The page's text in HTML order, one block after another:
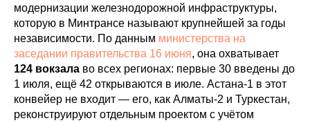
модернизации железнодорожной инфраструктуры,
которую в Минтрансе называют крупнейшей за годы
независимости. По данным министерства на
заседании правительства 16 июня, она охватывает
124 вокзала во всех регионах: первые 30 введены до
1 июля, ещё 42 открываются в июле. Астана-1 в этот
конвейер не входит — его, как Алматы-2 и Туркестан,
реконструируют отдельным проектом с учётом